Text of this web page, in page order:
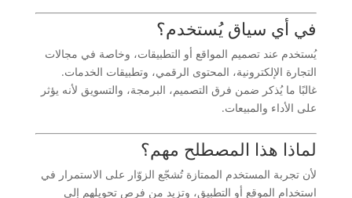
في أي سياق يُستخدم؟
يُستخدم عند تصميم المواقع أو التطبيقات، وخاصة في مجالات
التجارة الإلكترونية، المحتوى الرقمي، وتطبيقات الخدمات.
غالبًا ما يُذكر ضمن فرق التصميم، البرمجة، والتسويق لأنه يؤثر
على الأداء والمبيعات.
لماذا هذا المصطلح مهم؟
لأن تجربة المستخدم الممتازة تُشجّع الزوّار على الاستمرار في
استخدام الموقع أو التطبيق، وتزيد من فرص تحويلهم إلى